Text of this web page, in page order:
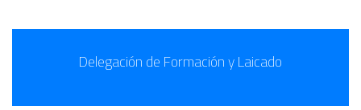
Delegación de Formación y Laicado